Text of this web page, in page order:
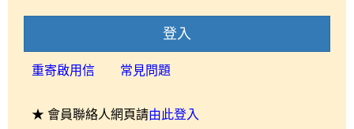
登入
重寄啟用信 常見問題
★ 會員聯絡人網頁請由此登入